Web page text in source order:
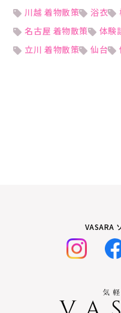
川越 着物散策
浴衣
名古屋 着物散策
体験
立川 着物散策
仙台
VASARA